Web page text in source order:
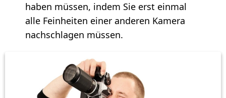
haben müssen, indem Sie erst einmal
alle Feinheiten einer anderen Kamera
nachschlagen müssen.